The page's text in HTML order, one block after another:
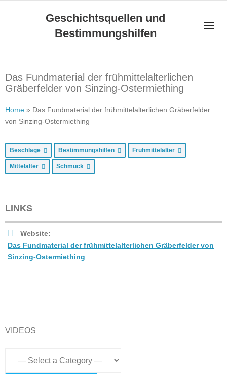
Geschichtsquellen und
Bestimmungshilfen
Das Fundmaterial der frühmittelalterlichen
Gräberfelder von Sinzing-Ostermiething
Home » Das Fundmaterial der frühmittelalterlichen Gräberfelder
von Sinzing-Ostermiething
Beschläge Bestimmungshilfen Frühmittelalter
Mittelalter Schmuck
LINKS
Website:
Das Fundmaterial der frühmittelalterlichen Gräberfelder von
Sinzing-Ostermiething
VIDEOS